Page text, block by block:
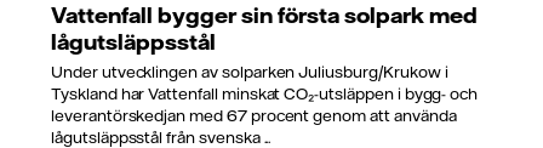
Vattenfall bygger sin första solpark med
lågutsläppsstål
Under utvecklingen av solparken Juliusburg/Krukow i
Tyskland har Vattenfall minskat CO₂-utsläppen i bygg- och
leverantörskedjan med 67 procent genom att använda
lågutsläppsstål från svenska ...